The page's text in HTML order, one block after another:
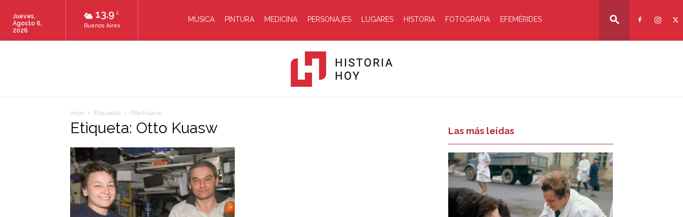
13.9 C
Buenos Aires
Jueves,
Agosto 6,
2026
MÚSICA PINTURA MEDICINA PERSONAJES LUGARES HISTORIA FOTOGRAFIA EFEMÉRIDES
Inicio Etiquetas Otto Kuasw
Etiqueta: Otto Kuasw Las más leídas